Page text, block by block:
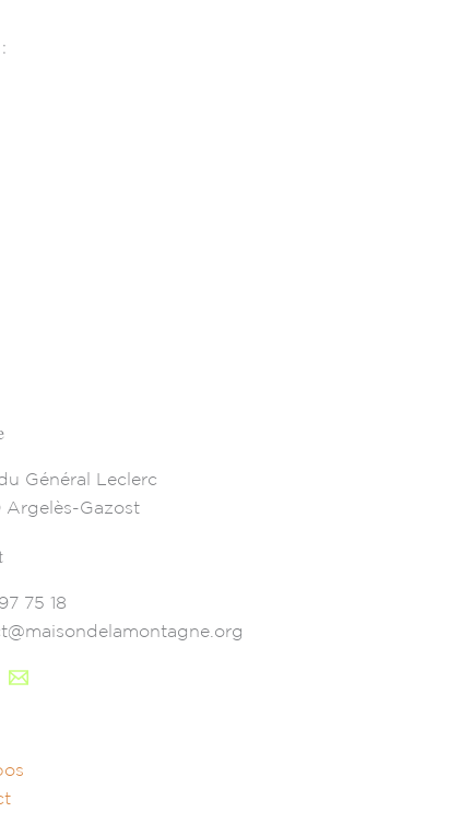
Général Leclerc
Gazost
75 18